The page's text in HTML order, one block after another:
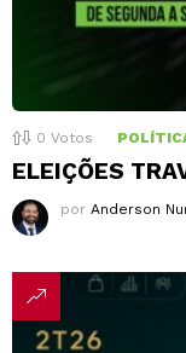
0 Votos
ELEIÇÕES
por Anderson